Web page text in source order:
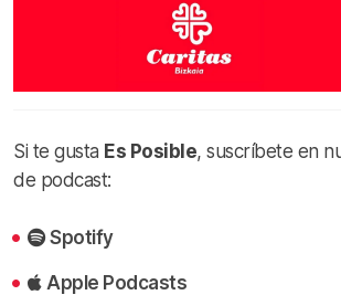
Si te gusta Es Posible, suscríbete en
de podcast:
Spotify
Apple Podcasts